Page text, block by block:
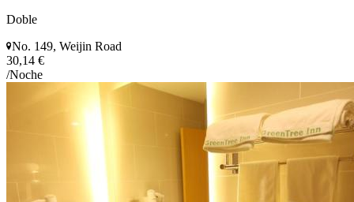
Doble
No. 149, Weijin Road
30,14 €
/Noche